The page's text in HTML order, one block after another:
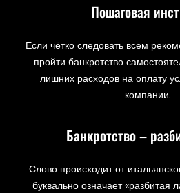
Пошаговая
Если чётко следовать всем
пройти банкротство
лишних расходов на оплату
компании.
Банкротство –
Слово происходит от
буквально означает «разбитая